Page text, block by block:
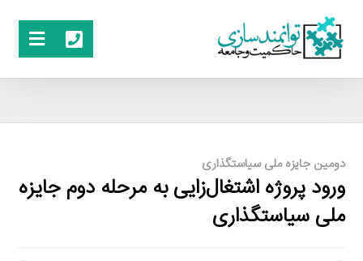
دومین جایزه ملی سیاستگذاری
ورود پروژه اشتغال‌زایی به مرحله دوم جایزه
ملی سیاستگذاری